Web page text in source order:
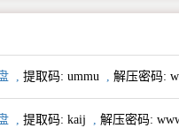
, 提取码:ummu , 解压密码:
, 提取码:kaij , 解压密码: